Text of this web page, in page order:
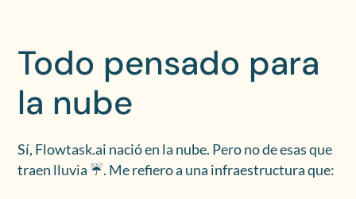
Todo pensado para
la nube
Sí, Flowtask.ai nació en la nube. Pero no de esas que
traen lluvia ☔️. Me refiero a una infraestructura que: